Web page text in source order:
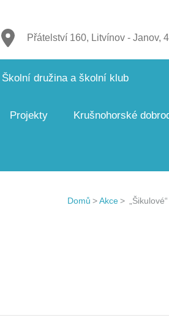
Přátelství 160, Litvínov - Janov,
Školní družina a školní klub
Projekty Krušnohorské
Domů >Akce> „Šikulové“